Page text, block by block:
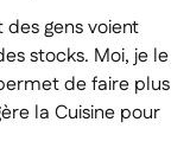
gens voient
stocks. Moi, je le
de faire plus
la Cuisine pour